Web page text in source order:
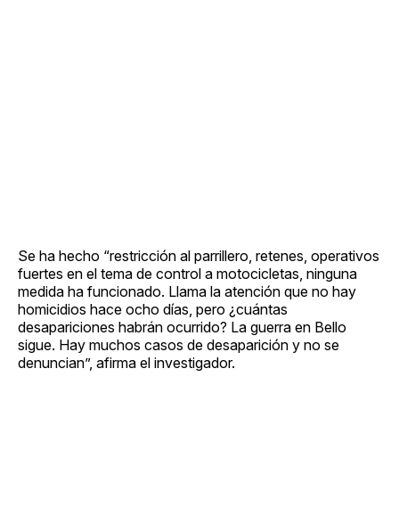
Se ha hecho “restricción al parrillero, retenes, operativos
fuertes en el tema de control a motocicletas, ninguna
medida ha funcionado. Llama la atención que no hay
homicidios hace ocho días, pero ¿cuántas
desapariciones habrán ocurrido? La guerra en Bello
sigue. Hay muchos casos de desaparición y no se
denuncian”, afirma el investigador.